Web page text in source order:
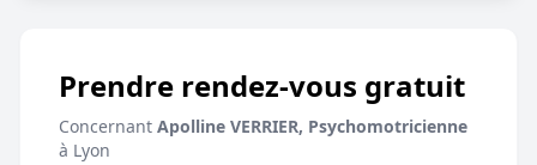
Prendre rendez-vous gratuit
Concernant Apolline VERRIER, Psychomotricienne
à Lyon